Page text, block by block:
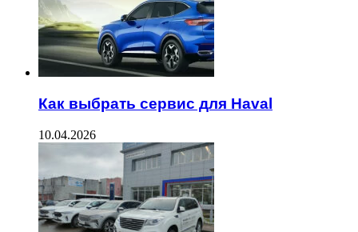
Как выбрать сервис для Haval
10.04.2026